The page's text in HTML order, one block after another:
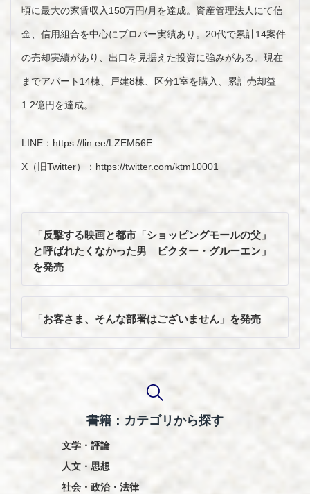
頃に最大の家賃収入150万円/月を達成。資産管理法人にて信
金、信用組合を中心にプロパー実績あり。20代で累計14案件
の売却実績があり、出口を見据えた投資に強みがある。現在
までアパート14棟、戸建8棟、区分1室を購入、累計売却益
1.2億円を達成。
LINE：https://lin.ee/LZEM56E
X（旧Twitter）：https://twitter.com/ktm10001
ナ
ビ
ゲ
ー
ョ
「反撃する映画と都市「ショッピングモールの父」
と呼ばれたくなかった男 ビクター・グルーエン」
を発売
「お客さま、そんな部署はございません」を発売
書籍：カテゴリから探す
文学・評論
人文・思想
社会・政治・法律